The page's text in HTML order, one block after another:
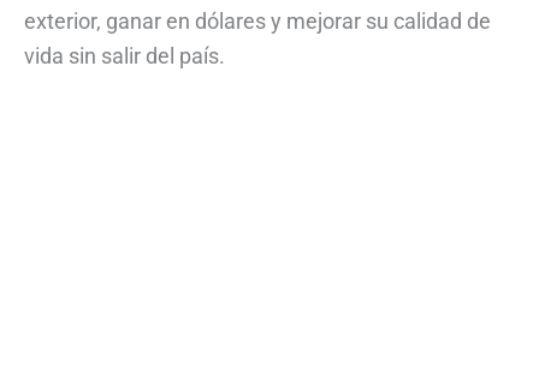
exterior, ganar en dólares y mejorar su calidad de
vida sin salir del país.